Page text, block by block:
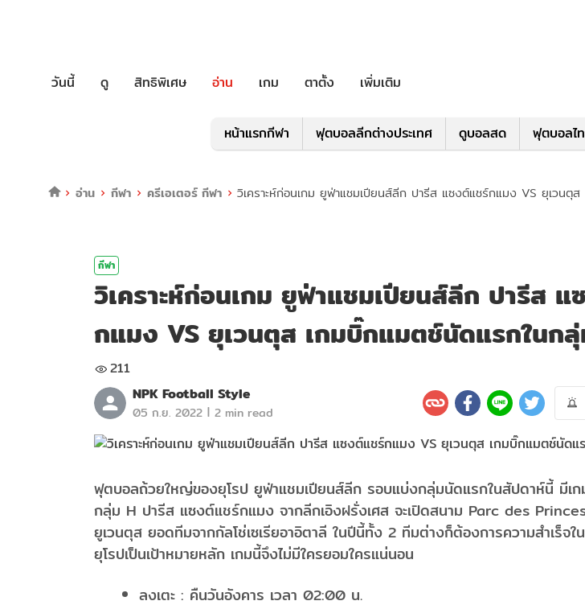
วันนี้ ดู สิทธิพิเศษ อ่าน เกม ตาตั้ง เพิ่มเติม
หน้าแรกกีฬา ฟุตบอลลีกต่างประเทศ ดูบอลสด ฟุตบอลไ
อ่าน กีฬา ครีเอเตอร์ กีฬา วิเคราะห์ก่อนเกม ยูฟ่าแชมเปียนส์ลีก ปารีส แซงต์แชร์กแมง VS ยุเวนตุ
กีฬา
วิเคราะห์ก่อนเกม ยูฟ่าแชมเปียนส์ลีก ปารีส
กแมง VS ยุเวนตุส เกมบิ๊กแมตช์นัดแรกในก
211
NPK Football Style
05 ก.ย. 2022 | 2 min read
ฟุตบอลถ้วยใหญ่ของยุโรป ยูฟ่าแชมเปียนส์ลีก รอบแบ่งกลุ่มนัดแรกในสัปดาห์นี้ มีเ
กลุ่ม H ปารีส แซงต์แชร์กแมง จากลีกเอิงฝรั่งเศส จะเปิดสนาม Parc des
ยูเวนตุส ยอดทีมจากกัลโช่เซเรียอาอิตาลี ในปีนี้ทั้ง 2 ทีมต่างก็ต้องการความสำเร็จ
ยุโรปเป็นเป้าหมายหลัก เกมนี้จึงไม่มีใครยอมใครแน่นอน
ลงเตะ : คืนวันอังคาร เวลา 02:00 น.